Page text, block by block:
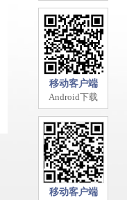
移动客户端
Android下载
移动客户端